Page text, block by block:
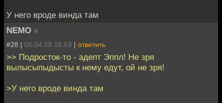
У него вроде винда там
NEMO »
#28 | 06.04.08 16:59 | ответить
>> Подросток-то - адепт Эппл! Не зря
вылысыпыдысты к нему едут, ой не зря!
>У него вроде винда там